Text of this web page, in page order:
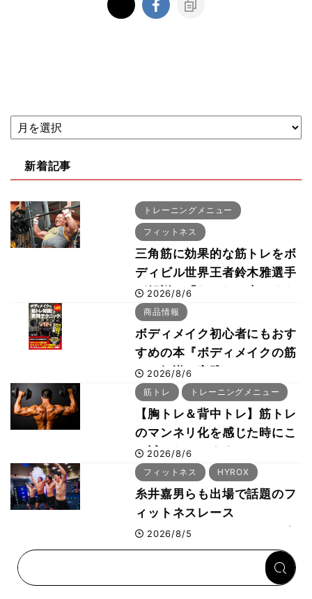
新着記事
トレーニングメニュー
フィットネス
三角筋に効果的な筋トレをボ
ディビル世界王者鈴木雅選手
が解説！「なかなか大きくな
らない肩の鍛え方」前編
2026/8/6
商品情報
ボディメイク初心者にもおす
すめの本『ボディメイクの筋
トレ知識と実践テクニック』
2026/8/6
筋トレ トレーニングメニュー
【胸トレ＆背中トレ】筋トレ
のマンネリ化を感じた時にこ
そ試したいおすすめメニュー
「拮抗筋スーパーセット法」
2026/8/6
フィットネス HYROX
糸井嘉男らも出場で話題のフ
ィットネスレース
HYROX（ハイロックス）が
幕張メッセで8月6日から開
幕 約1万2,000人が集結
2026/8/5